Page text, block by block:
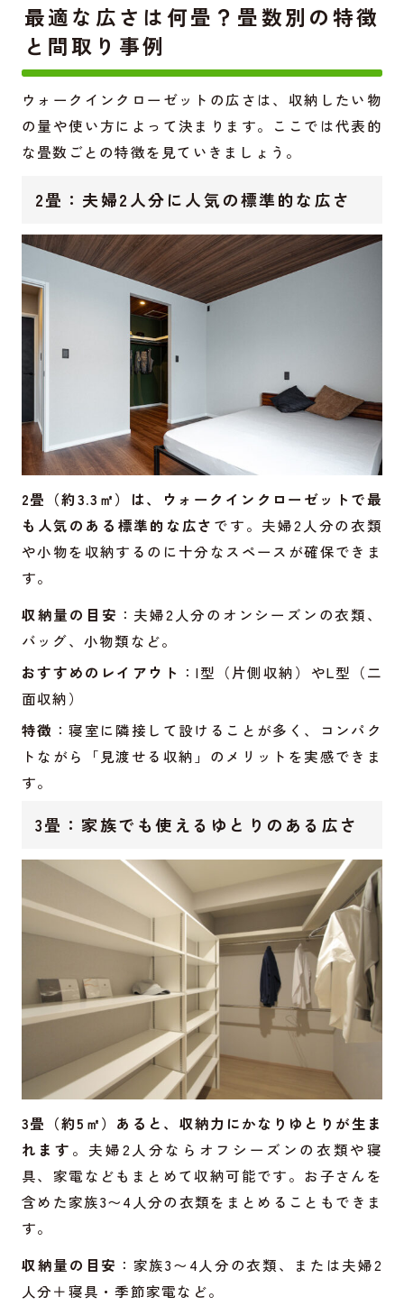
最適な広さは何畳？畳数別の特徴
と間取り事例
ウォークインクローゼットの広さは、収納したい物
の量や使い方によって決まります。ここでは代表的
な畳数ごとの特徴を見ていきましょう。
2畳：夫婦2人分に人気の標準的な広さ
2畳（約3.3㎡）は、ウォークインクローゼットで最
も人気のある標準的な広さ です。夫婦2人分の衣類
や小物を収納するのに十分なスペースが確保できま
す。
収納量の目安 ：夫婦2人分のオンシーズンの衣類、
バッグ、小物類など。
おすすめのレイアウト ：I型（片側収納）やL型（二
面収納）
特徴 ：寝室に隣接して設けることが多く、コンパク
トながら「見渡せる収納」のメリットを実感できま
す。
3畳：家族でも使えるゆとりのある広さ
3畳（約5㎡）あると、収納力にかなりゆとりが生ま
れます 。夫婦2人分ならオフシーズンの衣類や寝
具、家電などもまとめて収納可能です。お子さんを
含めた家族3〜4人分の衣類をまとめることもできま
す。
収納量の目安 ：家族3〜4人分の衣類、または夫婦2
人分＋寝具・季節家電など。